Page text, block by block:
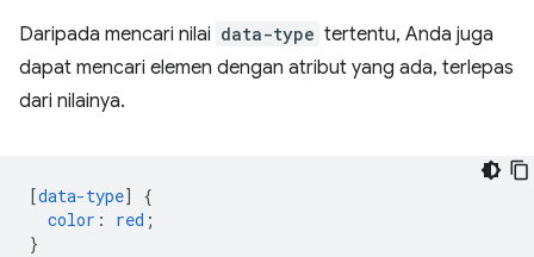
Daripada mencari nilai data-type tertentu, Anda juga
dapat mencari elemen dengan atribut yang ada, terlepas
dari nilainya.
[data-type]
{
color : red ;
}